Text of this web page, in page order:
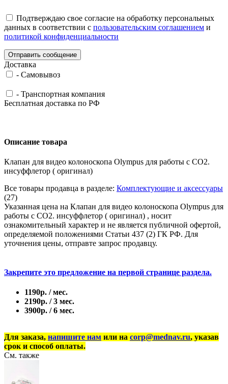
Подтверждаю свое согласие на обработку персональных
данных в соответствии с пользовательским соглашением и
политикой конфиденциальности
Отправить сообщение
Доставка
- Самовывоз
- Транспортная компания
Бесплатная доставка по РФ
Описание товара
Клапан для видео колоноскопа Olympus для работы с СО2.
инсуффлетор ( оригинал)
Все товары продавца в разделе: Комплектующие и аксессуары
(27)
Указанная цена на Клапан для видео колоноскопа Olympus для
работы с СО2. инсуффлетор ( оригинал) , носит
ознакомительный характер и не является публичной офертой,
определяемой положениями Статьи 437 (2) ГК РФ. Для
уточнения цены, отправте запрос продавцу.
Закрепите это предложение на первой странице раздела.
1190р. / мес.
2190р. / 3 мес.
3900р. / 6 мес.
Для заказа, напишите нам или на corp@mednav.ru, указав
срок и способ оплаты.
См. также